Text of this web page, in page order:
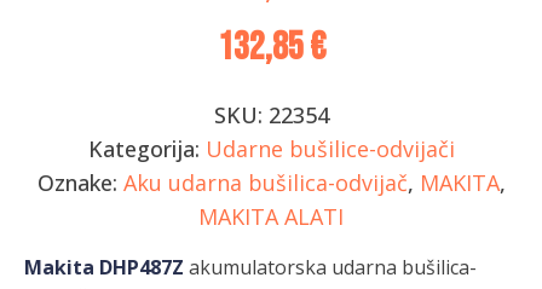
132,85€
SKU: 22354
Kategorija: Udarne bušilice-odvijači
Oznake: Aku udarna bušilica-odvijač, MAKITA,
MAKITA ALATI
Makita DHP487Z akumulatorska udarna bušilica-